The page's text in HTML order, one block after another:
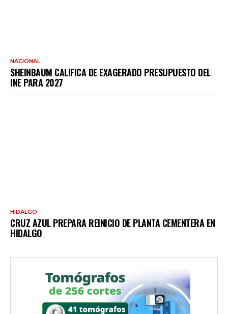
NACIONAL
SHEINBAUM CALIFICA DE EXAGERADO PRESUPUESTO DEL
INE PARA 2027
HIDALGO
CRUZ AZUL PREPARA REINICIO DE PLANTA CEMENTERA EN
HIDALGO